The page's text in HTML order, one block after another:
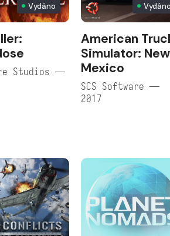
Vydáno
Studios —
Vydáno
American
Simulator: New
Mexico
SCS Software —
2017